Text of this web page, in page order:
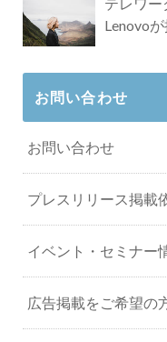
テレワー
Lenovo
お問い合わせ
お問い合わせ
プレスリリース掲載
イベント・セミナー
広告掲載をご希望の